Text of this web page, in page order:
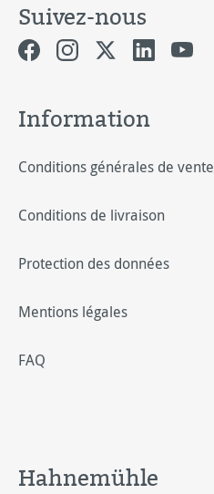
Suivez-nous
Information
Conditions générales de vente
Conditions de livraison
Protection des données
Mentions légales
FAQ
Hahnemühle